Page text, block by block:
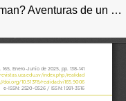
¿Está usted de broma, Sr. Feynman? Aventuras de un curioso personaje tal como fueron referidas a Ralph Leighton, de Richard P. Feynman